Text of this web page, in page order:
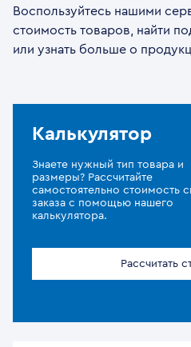
Воспользуйтесь нашими
стоимость товаров, найти
или узнать больше о
Калькулятор
Знаете нужный тип товара и
размеры? Рассчитайте
самостоятельно стоимость
заказа с помощью нашего
калькулятора.
Рассчитать